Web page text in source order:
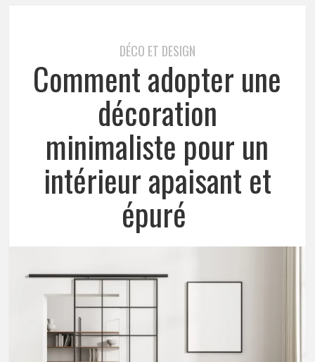
DÉCO ET DESIGN
Comment adopter une
décoration
minimaliste pour un
intérieur apaisant et
épuré